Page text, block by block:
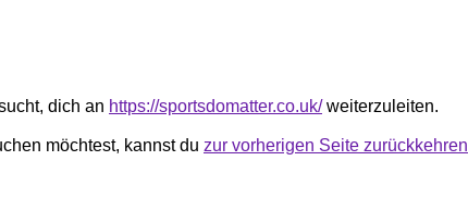
dich an https://sportsdomatter.co.uk/weiterzuleiten.
möchtest, kannst du zur vorherigen Seite zurückkehren